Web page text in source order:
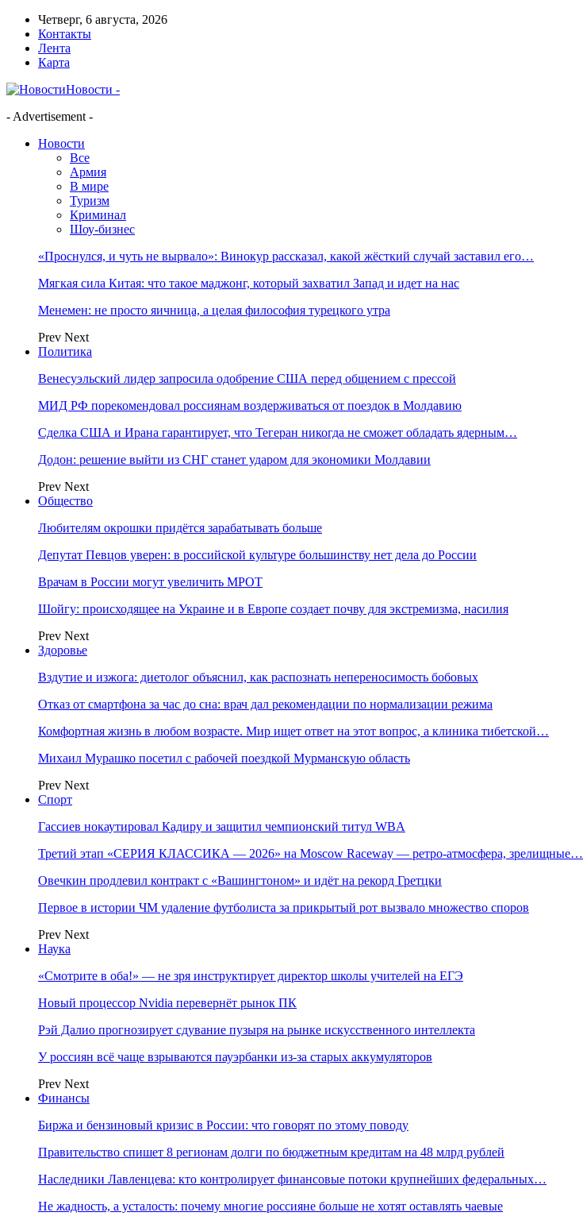
Четверг, 6 августа, 2026
Контакты
Лента
Карта
Новости -
- Advertisement -
Новости
Все
Армия
В мире
Туризм
Криминал
Шоу-бизнес
«Проснулся, и чуть не вырвало»: Винокур рассказал, какой жёсткий случай заставил его…
Мягкая сила Китая: что такое маджонг, который захватил Запад и идет на нас
Менемен: не просто яичница, а целая философия турецкого утра
Prev Next
Политика
Венесуэльский лидер запросила одобрение США перед общением с прессой
МИД РФ порекомендовал россиянам воздерживаться от поездок в Молдавию
Сделка США и Ирана гарантирует, что Тегеран никогда не сможет обладать ядерным…
Додон: решение выйти из СНГ станет ударом для экономики Молдавии
Prev Next
Общество
Любителям окрошки придётся зарабатывать больше
Депутат Певцов уверен: в российской культуре большинству нет дела до России
Врачам в России могут увеличить МРОТ
Шойгу: происходящее на Украине и в Европе создает почву для экстремизма, насилия
Prev Next
Здоровье
Вздутие и изжога: диетолог объяснил, как распознать непереносимость бобовых
Отказ от смартфона за час до сна: врач дал рекомендации по нормализации режима
Комфортная жизнь в любом возрасте. Мир ищет ответ на этот вопрос, а клиника тибетской…
Михаил Мурашко посетил с рабочей поездкой Мурманскую область
Prev Next
Спорт
Гассиев нокаутировал Кадиру и защитил чемпионский титул WBA
Третий этап «СЕРИЯ КЛАССИКА — 2026» на Moscow Raceway — ретро‑атмосфера, зрелищные…
Овечкин продлевил контракт с «Вашингтоном» и идёт на рекорд Гретцки
Первое в истории ЧМ удаление футболиста за прикрытый рот вызвало множество споров
Prev Next
Наука
«Смотрите в оба!» — не зря инструктирует директор школы учителей на ЕГЭ
Новый процессор Nvidia перевернёт рынок ПК
Рэй Далио прогнозирует сдувание пузыря на рынке искусственного интеллекта
У россиян всё чаще взрываются пауэрбанки из-за старых аккумуляторов
Prev Next
Финансы
Биржа и бензиновый кризис в России: что говорят по этому поводу
Правительство спишет 8 регионам долги по бюджетным кредитам на 48 млрд рублей
Наследники Лавленцева: кто контролирует финансовые потоки крупнейших федеральных…
Не жадность, а усталость: почему многие россияне больше не хотят оставлять чаевые